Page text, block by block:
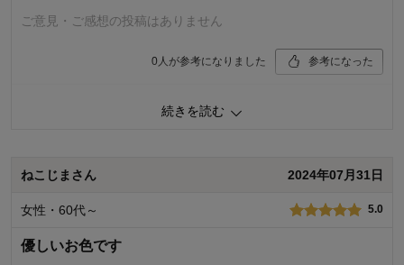
ご意見・ご感想の投稿はありません
0 人が参考になりました 参考になった
4.0
続きを読む
ねこじまさん 2024年07月31日
女性・60代～ 5.0
優しいお色です